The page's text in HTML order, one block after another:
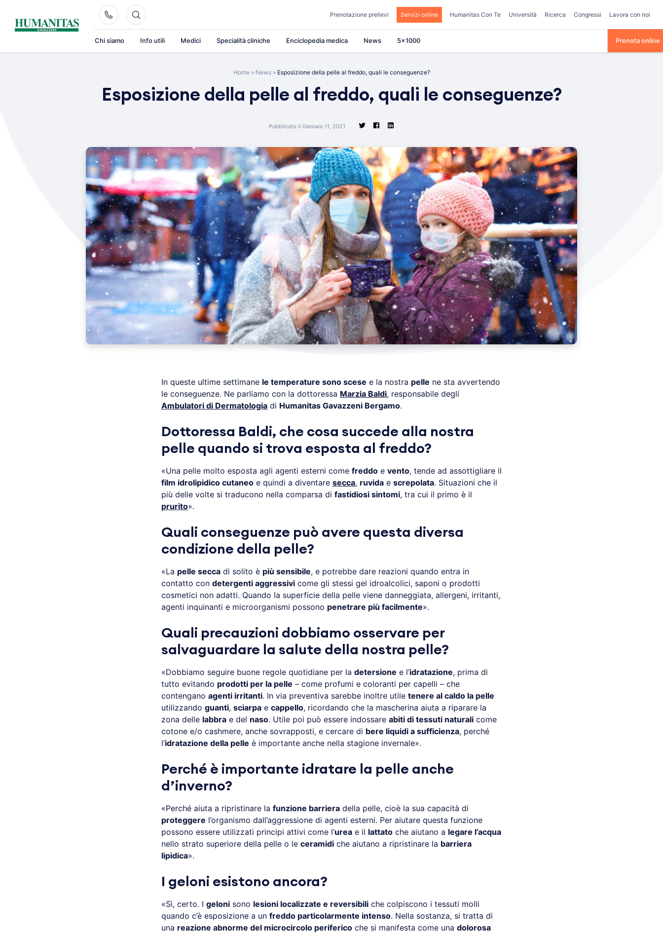
content
Prenotazione prelievi Servizi online Humanitas Con Te Università Ricerca Congressi Lavora con noi
Chi siamo Info utili Medici Specialità cliniche Enciclopedia medica News 5×1000 Prenota online
Home» News» Esposizione della pelle al freddo, quali le conseguenze?
Esposizione della pelle al freddo, quali le conseguenze?
Pubblicato il Gennaio 11, 2021
In queste ultime settimane le temperature sono scese e la nostra pelle ne sta avvertendo
le conseguenze. Ne parliamo con la dottoressa Marzia Baldi, responsabile degli
Ambulatori di Dermatologia di Humanitas Gavazzeni Bergamo.
Dottoressa Baldi, che cosa succede alla nostra
pelle quando si trova esposta al freddo?
«Una pelle molto esposta agli agenti esterni come freddo e vento, tende ad assottigliare il
film idrolipidico cutaneo e quindi a diventare secca, ruvida e screpolata. Situazioni che il
più delle volte si traducono nella comparsa di fastidiosi sintomi, tra cui il primo è il
prurito».
Quali conseguenze può avere questa diversa
condizione della pelle?
«La pelle secca di solito è più sensibile, e potrebbe dare reazioni quando entra in
contatto con detergenti aggressivi come gli stessi gel idroalcolici, saponi o prodotti
cosmetici non adatti. Quando la superficie della pelle viene danneggiata, allergeni, irritanti,
agenti inquinanti e microorganismi possono penetrare più facilmente».
Quali precauzioni dobbiamo osservare per
salvaguardare la salute della nostra pelle?
«Dobbiamo seguire buone regole quotidiane per la detersione e l’idratazione, prima di
tutto evitando prodotti per la pelle – come profumi e coloranti per capelli – che
contengano agenti irritanti. In via preventiva sarebbe inoltre utile tenere al caldo la pelle
utilizzando guanti, sciarpa e cappello, ricordando che la mascherina aiuta a riparare la
zona delle labbra e del naso. Utile poi può essere indossare abiti di tessuti naturali come
cotone e/o cashmere, anche sovrapposti, e cercare di bere liquidi a sufficienza, perché
l’idratazione della pelle è importante anche nella stagione invernale».
Perché è importante idratare la pelle anche
d’inverno?
«Perché aiuta a ripristinare la funzione barriera della pelle, cioè la sua capacità di
proteggere l’organismo dall’aggressione di agenti esterni. Per aiutare questa funzione
possono essere utilizzati principi attivi come l’urea e il lattato che aiutano a legare l’acqua
nello strato superiore della pelle o le ceramidi che aiutano a ripristinare la barriera
lipidica».
I geloni esistono ancora?
«Sì, certo. I geloni sono lesioni localizzate e reversibili che colpiscono i tessuti molli
quando c’è esposizione a un freddo particolarmente intenso. Nella sostanza, si tratta di
una reazione abnorme del microcircolo periferico che si manifesta come una dolorosa